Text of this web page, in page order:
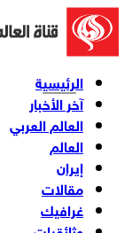
الرئيسية
آخر الأخبار
العالم العربي
العالم
إيران
مقالات
غرافيك